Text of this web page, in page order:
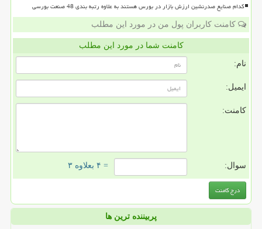
کدام صنایع صدرنشین ارزش بازار در بورس هستند به علاوه رتبه بندی 48 صنعت بورسی
کامنت کاربران پول من در مورد این مطلب
کامنت شما در مورد این مطلب
نام:
ایمیل:
کامنت:
سوال: = ۴ بعلاوه ۳
پربیننده ترین ها